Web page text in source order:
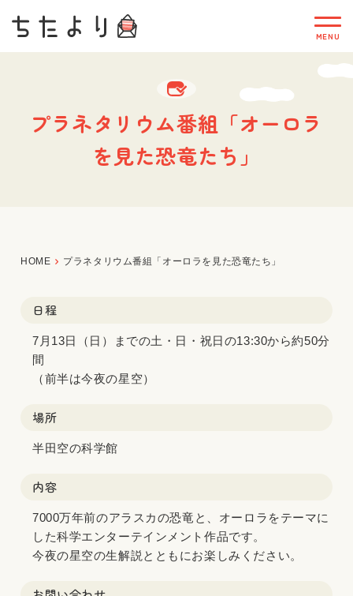
プラネタリウム番組「オーロラ
を見た恐竜たち」
HOME プラネタリウム番組「オーロラを見た恐竜たち」
日程
7月13日（日）までの土・日・祝日の13:30から約50分
間
（前半は今夜の星空）
場所
半田空の科学館
内容
7000万年前のアラスカの恐竜と、オーロラをテーマに
した科学エンターテインメント作品です。
今夜の星空の生解説とともにお楽しみください。